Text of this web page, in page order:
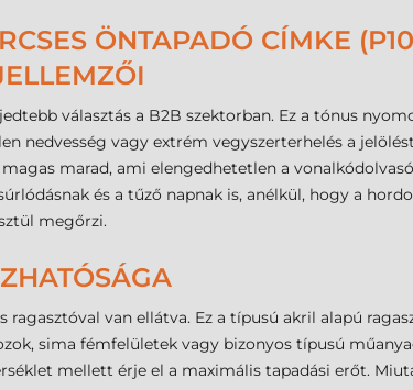
ÖNTAPADÓ CÍMKE
választás a B2B szektorban. Ez a tónus
nedvesség vagy extrém vegyszerterhelés a
marad, ami elengedhetetlen a
és a tűző napnak is, anélkül, hogy a
megőrzi.
ragasztóval van ellátva. Ez a típusú akril alapú
sima fémfelületek vagy bizonyos típusú
mellett érje el a maximális tapadási erőt.